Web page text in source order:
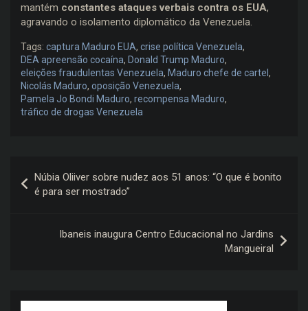
mantém constantes ataques verbais contra os EUA,
agravando o isolamento diplomático da Venezuela.
Tags: captura Maduro EUA, crise política Venezuela,
DEA apreensão cocaína, Donald Trump Maduro,
eleições fraudulentas Venezuela, Maduro chefe de cartel ,
Nicolás Maduro, oposição Venezuela,
Pamela Jo Bondi Maduro, recompensa Maduro,
tráfico de drogas Venezuela
de
Núbia Oliiver sobre nudez aos 51 anos: “O que é bonito
é para ser mostrado”
Ibaneis inaugura Centro Educacional no Jardins
Mangueiral